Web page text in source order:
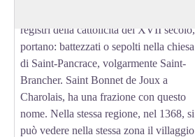
registri della cattolicità del XVII secolo,
portano: battezzati o sepolti nella chiesa
di Saint-Pancrace, volgarmente Saint-
Brancher. Saint Bonnet de Joux a
Charolais, ha una frazione con questo
nome. Nella stessa regione, nel 1368, si
può vedere nella stessa zona il villaggio